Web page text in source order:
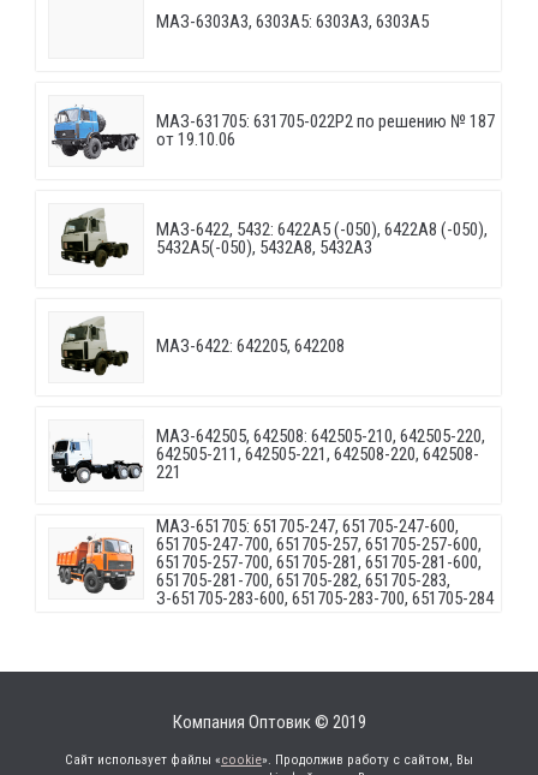
МАЗ-6303A3, 6303A5: 6303A3, 6303A5
МАЗ-631705: 631705-022P2 по решению № 187
от 19.10.06
МАЗ-6422, 5432: 6422A5 (-050), 6422A8 (-050),
5432A5(-050), 5432A8, 5432A3
МАЗ-6422: 642205, 642208
МАЗ-642505, 642508: 642505-210, 642505-220,
642505-211, 642505-221, 642508-220, 642508-
221
МАЗ-651705: 651705-247, 651705-247-600,
651705-247-700, 651705-257, 651705-257-600,
651705-257-700, 651705-281, 651705-281-600,
651705-281-700, 651705-282, 651705-283,
З-651705-283-600, 651705-283-700, 651705-284
Компания Оптовик © 2019
Сайт использует файлы «cookie». Продолжив работу с сайтом, Вы